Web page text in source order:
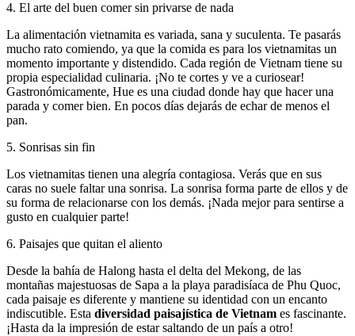
4. El arte del buen comer sin privarse de nada
La alimentación vietnamita es variada, sana y suculenta. Te pasarás
mucho rato comiendo, ya que la comida es para los vietnamitas un
momento importante y distendido. Cada región de Vietnam tiene su
propia especialidad culinaria. ¡No te cortes y ve a curiosear!
Gastronómicamente, Hue es una ciudad donde hay que hacer una
parada y comer bien. En pocos días dejarás de echar de menos el
pan.
5. Sonrisas sin fin
Los vietnamitas tienen una alegría contagiosa. Verás que en sus
caras no suele faltar una sonrisa. La sonrisa forma parte de ellos y de
su forma de relacionarse con los demás. ¡Nada mejor para sentirse a
gusto en cualquier parte!
6. Paisajes que quitan el aliento
Desde la bahía de Halong hasta el delta del Mekong, de las
montañas majestuosas de Sapa a la playa paradisíaca de Phu Quoc,
cada paisaje es diferente y mantiene su identidad con un encanto
indiscutible. Esta diversidad paisajística de Vietnam es fascinante.
¡Hasta da la impresión de estar saltando de un país a otro!